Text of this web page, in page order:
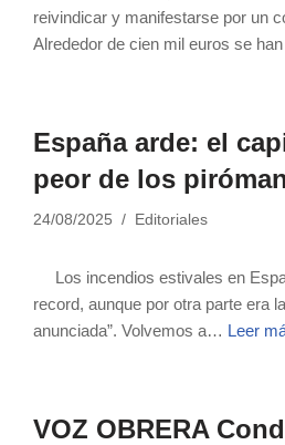
reivindicar y manifestarse por un
Alrededor de cien mil euros se
España arde: el
peor de los
24/08/2025 Editoriales
Los incendios estivales en
record, aunque por otra parte era
anunciada”. Volvemos a… Leer
VOZ OBRERA